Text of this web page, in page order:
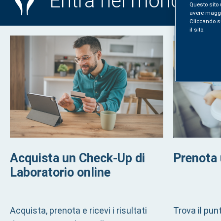
Acquista un Check-Up di
Laboratorio online
Acquista, prenota e ricevi i risultati
Trova il
Questo sito
avere
Cliccando
il sito.